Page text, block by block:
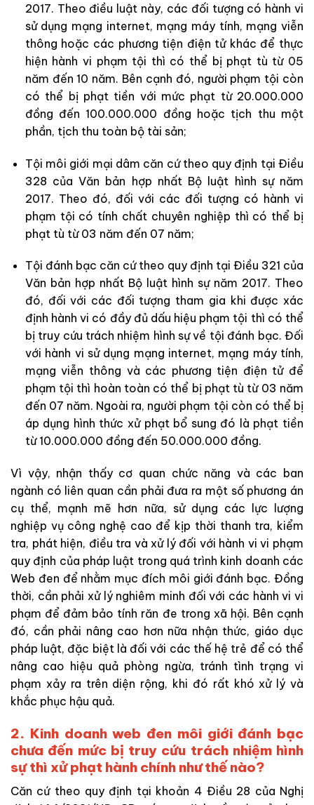
2017. Theo điều luật này, các đối tượng có hành vi
sử dụng mạng internet, mạng máy tính, mạng viễn
thông hoặc các phương tiện điện tử khác để thực
hiện hành vi phạm tội thì có thể bị phạt tù từ 05
năm đến 10 năm. Bên cạnh đó, người phạm tội còn
có thể bị phạt tiền với mức phạt từ 20.000.000
đồng đến 100.000.000 đồng hoặc tịch thu một
phần, tịch thu toàn bộ tài sản;
Tội môi giới mại dâm căn cứ theo quy định tại Điều
328 của Văn bản hợp nhất Bộ luật hình sự năm
2017. Theo đó, đối với các đối tượng có hành vi
phạm tội có tính chất chuyên nghiệp thì có thể bị
phạt tù từ 03 năm đến 07 năm;
Tội đánh bạc căn cứ theo quy định tại Điều 321 của
Văn bản hợp nhất Bộ luật hình sự năm 2017. Theo
đó, đối với các đối tượng tham gia khi được xác
định hành vi có đầy đủ dấu hiệu phạm tội thì có thể
bị truy cứu trách nhiệm hình sự về tội đánh bạc. Đối
với hành vi sử dụng mạng internet, mạng máy tính,
mạng viễn thông và các phương tiện điện tử để
phạm tội thì hoàn toàn có thể bị phạt tù từ 03 năm
đến 07 năm. Ngoài ra, người phạm tội còn có thể bị
áp dụng hình thức xử phạt bổ sung đó là phạt tiền
từ 10.000.000 đồng đến 50.000.000 đồng.
Vì vậy, nhận thấy cơ quan chức năng và các ban
ngành có liên quan cần phải đưa ra một số phương án
cụ thể, mạnh mẽ hơn nữa, sử dụng các lực lượng
nghiệp vụ công nghệ cao để kịp thời thanh tra, kiểm
tra, phát hiện, điều tra và xử lý đối với hành vi vi phạm
quy định của pháp luật trong quá trình kinh doanh các
Web đen để nhằm mục đích môi giới đánh bạc. Đồng
thời, cần phải xử lý nghiêm minh đối với các hành vi vi
phạm để đảm bảo tính răn đe trong xã hội. Bên cạnh
đó, cần phải nâng cao hơn nữa nhận thức, giáo dục
pháp luật, đặc biệt là đối với các thế hệ trẻ để có thể
nâng cao hiệu quả phòng ngừa, tránh tình trạng vi
phạm xảy ra trên diện rộng, khi đó rất khó xử lý và
khắc phục hậu quả.
2. Kinh doanh web đen môi giới đánh bạc
chưa đến mức bị truy cứu trách nhiệm hình
sự thì xử phạt hành chính như thế nào?
Căn cứ theo quy định tại khoản 4 Điều 28 của Nghị